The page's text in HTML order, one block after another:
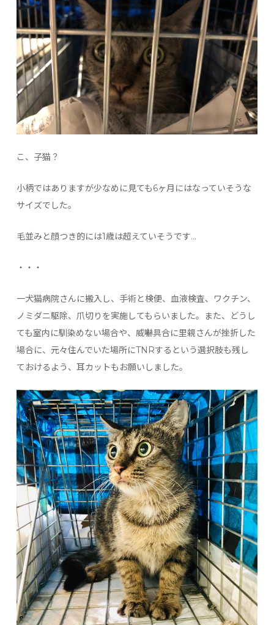
こ、子猫？
小柄ではありますが少なめに見ても6ヶ月にはなっていそうな
サイズでした。
毛並みと顔つき的には1歳は超えていそうです…
・・・
一犬猫病院さんに搬入し、手術と検便、血液検査、ワクチン、
ノミダニ駆除、爪切りを実施してもらいました。また、どうし
ても室内に馴染めない場合や、威嚇具合に里親さんが挫折した
場合に、元々住んでいた場所にTNRするという選択肢も残し
ておけるよう、耳カットもお願いしました。